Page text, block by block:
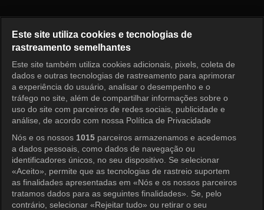
Entrar
Este site utiliza cookies e tecnologias de
rastreamento semelhantes
Este site também utiliza cookies adicionais, pixels, coleta de
dados e outras tecnologias de rastreamento para aprimorar
a experiência do usuário, analisar o desempenho e o
tráfego no site, além de compartilhar informações sobre o
uso do site com parceiros de redes sociais, publicidade e
análise, de acordo com nossa Política de Privacidade
Nós e os nossos 1015 parceiros armazenamos e acedemos
a dados pessoais, como dados de navegação ou
identificadores únicos, no seu dispositivo. Se selecionar
«Aceito», permite que as tecnologias de rastreio suportem
as finalidades apresentadas em «Nós e os nossos parceiros
tratamos dados para as seguintes finalidades». Se, pelo
contrário, selecionar «Rejeitar tudo» ou retirar o seu